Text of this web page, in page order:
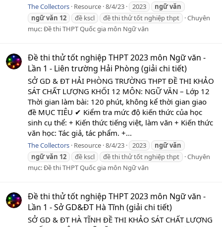
The Collectors Resource 8/4/23 2023 ngữvăn
ngữvăn 12 đề kscl đề thi thử tốt nghiệp thpt
Chuyên
mục:Đề thi THPT Quốc gia môn Ngữ văn
Đề thi thử tốt nghiệp THPT 2023 môn Ngữ văn -
Lần 1 - Liên trường Hải Phòng (giải chi tiết)
SỞ GD & ĐT HẢI PHÒNG TRƯỜNG THPT ĐỀ THI KHẢO
SÁT CHẤT LƯỢNG KHỐI 12 MÔN: NGỮ VĂN – Lớp 12
Thời gian làm bài: 120 phút, không kể thời gian giao
đề MỤC TIÊU ✔ Kiểm tra mức độ kiến thức của học
sinh cụ thể: + Kiến thức tiếng việt, làm văn + Kiến thức
văn học: Tác giả, tác phẩm. +...
The Collectors Resource 8/4/23 2023 ngữvăn
ngữvăn 12 đề kscl đề thi thử tốt nghiệp thpt
Chuyên
mục:Đề thi THPT Quốc gia môn Ngữ văn
Đề thi thử tốt nghiệp THPT 2023 môn Ngữ văn -
Lần 1 - Sở GD&ĐT Hà Tĩnh (giải chi tiết)
SỞ GD & ĐT HÀ TĨNH ĐỀ THI KHẢO SÁT CHẤT LƯỢNG